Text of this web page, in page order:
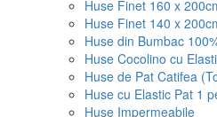
Huse Finet 160 x
Huse Finet 140 x
Huse din Bumbac
Huse Cocolino cu
Huse de Pat Catifea
Huse cu Elastic Pat 1
Huse Impermeabile